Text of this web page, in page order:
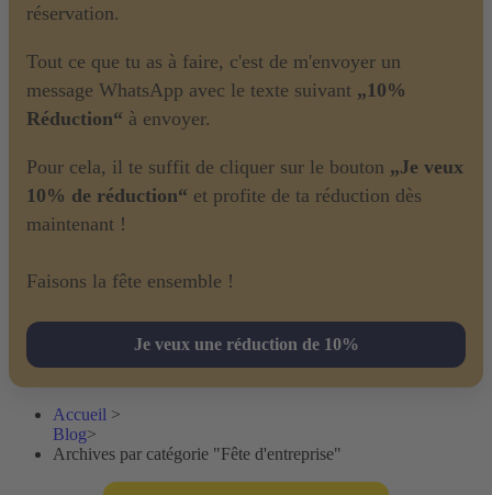
réservation.
Tout ce que tu as à faire, c'est de m'envoyer un
message WhatsApp avec le texte suivant „10%
Réduction“ à envoyer.
Pour cela, il te suffit de cliquer sur le bouton „Je veux
10% de réduction“ et profite de ta réduction dès
maintenant !
Faisons la fête ensemble !
Je veux une réduction de 10%
Accueil >
Blog>
Archives par catégorie "Fête d'entreprise"